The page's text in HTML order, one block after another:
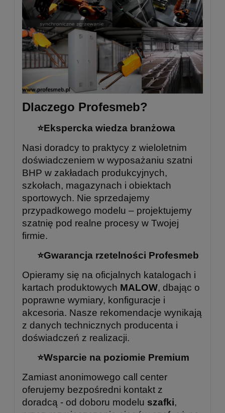
Dlaczego Profesmeb?
⭐Ekspercka wiedza branżowa
Nasi doradcy to praktycy z wieloletnim
doświadczeniem w wyposażaniu szatni
BHP w zakładach produkcyjnych,
szkołach, magazynach i obiektach
sportowych. Nie sprzedajemy
przypadkowego modelu – projektujemy
szatnię pod realne procesy w Twojej
firmie.
⭐Gwarancja rzetelności Profesmeb
Opieramy się na oficjalnych katalogach i
kartach produktowych MALOW, dbając o
poprawne wymiary, konfiguracje i
akcesoria. Nasze rekomendacje wynikają
z danych technicznych producenta i
doświadczeń z realizacji.
⭐Wsparcie na poziomie Premium
Zamiast anonimowego call center
oferujemy bezpośredni kontakt z
doradcą - od doboru modelu szafki,